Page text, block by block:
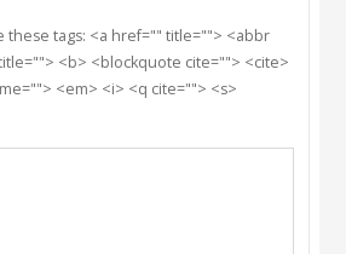
these tags: <a href="" title=""> <abbr
<b> <blockquote cite=""> <cite>
<em> <i> <q cite=""> <s>